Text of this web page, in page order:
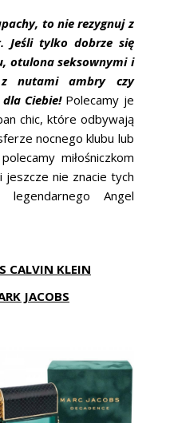
to nie rezygnuj z
Jeśli tylko dobrze się
otulona seksownymi i
z nutami ambry czy
Ciebie! Polecamy je
chic, które odbywają
nocnego klubu lub
miłośniczkom
jeszcze nie znacie tych
legendarnego Angel
CALVIN KLEIN
JACOBS